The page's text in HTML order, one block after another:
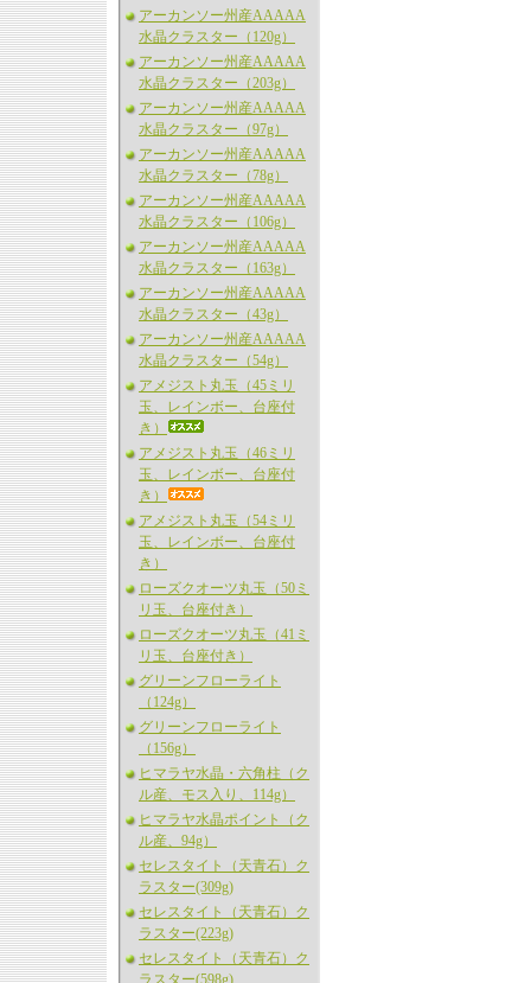
アーカンソー州産AAAAA
水晶クラスター（120g）
アーカンソー州産AAAAA
水晶クラスター（203g）
アーカンソー州産AAAAA
水晶クラスター（97g）
アーカンソー州産AAAAA
水晶クラスター（78g）
アーカンソー州産AAAAA
水晶クラスター（106g）
アーカンソー州産AAAAA
水晶クラスター（163g）
アーカンソー州産AAAAA
水晶クラスター（43g）
アーカンソー州産AAAAA
水晶クラスター（54g）
アメジスト丸玉（45ミリ
玉、レインボー、台座付
き）
アメジスト丸玉（46ミリ
玉、レインボー、台座付
き）
アメジスト丸玉（54ミリ
玉、レインボー、台座付
き）
ローズクオーツ丸玉（50ミ
リ玉、台座付き）
ローズクオーツ丸玉（41ミ
リ玉、台座付き）
グリーンフローライト
（124g）
グリーンフローライト
（156g）
ヒマラヤ水晶・六角柱（ク
ル産、モス入り、114g）
ヒマラヤ水晶ポイント（ク
ル産、94g）
セレスタイト（天青石）ク
ラスター(309g)
セレスタイト（天青石）ク
ラスター(223g)
セレスタイト（天青石）ク
ラスター(598g)